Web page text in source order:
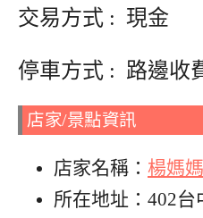
交易方式 : 現金
停車方式 : 路邊收
店家/景點資訊
店家名稱： 楊媽
所在地址：402